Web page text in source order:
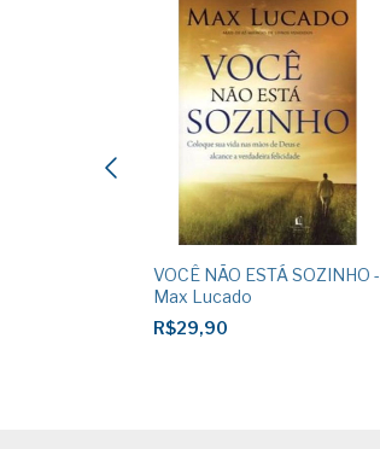
VOCÊ NÃO ESTÁ SOZINHO -
Max Lucado
R$29,90